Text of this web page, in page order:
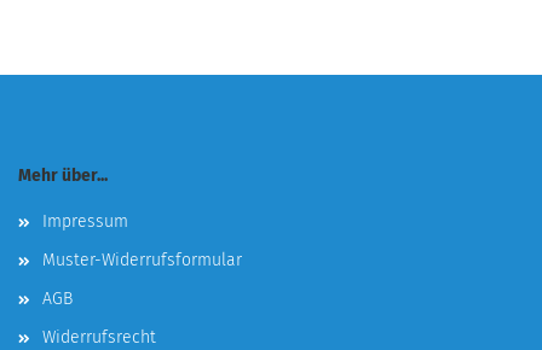
Mehr über...
Impressum
Muster-Widerrufsformular
AGB
Widerrufsrecht